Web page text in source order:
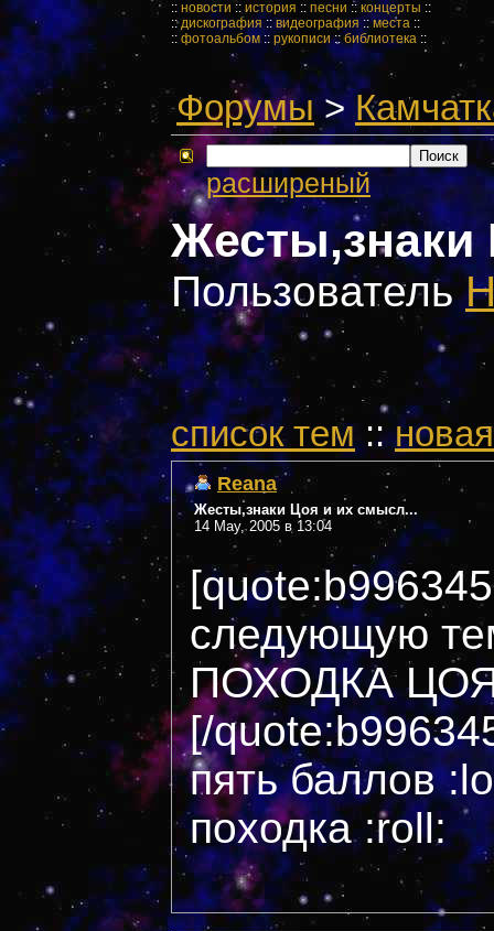
:: новости :: история :: песни :: концерты ::
::дискография :: видеография ::места ::
:: фотоальбом::рукописи::библиотека ::
Форумы>
расширеный
Пользователь
cписок тем::
Reana
Жесты,знаки Цоя и их смысл...
14 May, 2005 в 13:04
следующую
ПОХОДКА
[/
пять баллов
походка :roll: